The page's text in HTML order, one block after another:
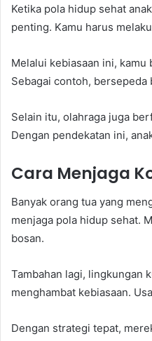
Ketika pola hidup sehat
penting. Kamu harus
Melalui kebiasaan ini,
Sebagai contoh, bersepeda
Selain itu, olahraga juga
Dengan pendekatan ini,
Cara Menjaga
Banyak orang tua yang
menjaga pola hidup sehat.
bosan.
Tambahan lagi, lingkungan
menghambat kebiasaan.
Dengan strategi tepat,